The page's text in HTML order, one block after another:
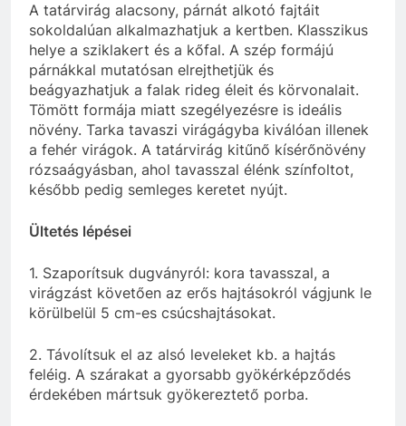
A tatárvirág alacsony, párnát alkotó fajtáit
sokoldalúan alkalmazhatjuk a kertben. Klasszikus
helye a sziklakert és a kőfal. A szép formájú
párnákkal mutatósan elrejthetjük és
beágyazhatjuk a falak rideg éleit és körvonalait.
Tömött formája miatt szegélyezésre is ideális
növény. Tarka tavaszi virágágyba kiválóan illenek
a fehér virágok. A tatárvirág kitűnő kísérőnövény
rózsaágyásban, ahol tavasszal élénk színfoltot,
később pedig semleges keretet nyújt.
Ültetés lépései
1. Szaporítsuk dugványról: kora tavasszal, a
virágzást követően az erős hajtásokról vágjunk le
körülbelül 5 cm-es csúcshajtásokat.
2. Távolítsuk el az alsó leveleket kb. a hajtás
feléig. A szárakat a gyorsabb gyökérképződés
érdekében mártsuk gyökereztető porba.